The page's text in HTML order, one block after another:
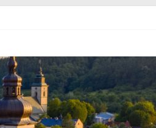
zagospodarowania
i użyczenie.
Grupa Teatralna”